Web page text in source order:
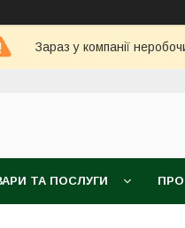
Зараз у компанії
ТА ПОСЛУГИ